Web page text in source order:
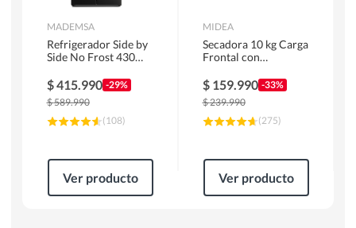
MADEMSA
Refrigerador Side by
Side No Frost 430
MAS430B
$415.990 -29%
$589.990
(108)
Ver producto
MIDEA
Secadora 10 kg Carga
Frontal con
MD100A100/W2
$ 159.990 -33%
$239.990
(275)
Ver producto